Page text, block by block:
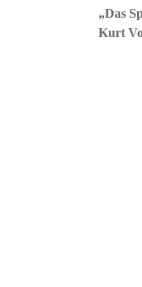
„Das
Kurt